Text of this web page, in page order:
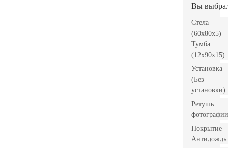
Вы
Стела
(60x80x5)
Тумба
(12x90x15)
Установка
(Без
установки)
Ретушь
фотографии
Покрытие
Антидождь